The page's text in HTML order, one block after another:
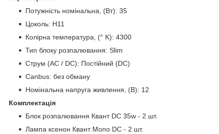
Потужність номінальна, (Вт): 35
Цоколь: H11
Колірна температура, (° K): 4300
Тип блоку розпалювання: Slim
Струм (AC / DC): Постійний (DC)
Canbus: без обману
Номінальна напруга живлення, (В): 12
Комплектація
Блок розпалювання Квант DC 35w - 2 шт.
Лампа ксенон Квант Mono DC - 2 шт.